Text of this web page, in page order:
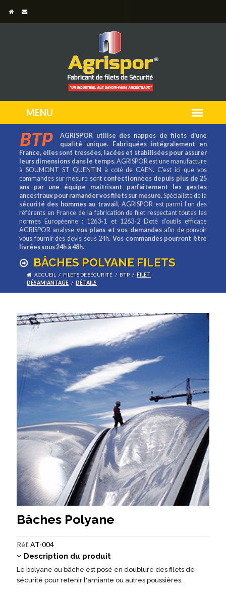
BTP
AGRISPOR utilise des nappes de filets d'une
qualité unique. Fabriquées intégralement en
France, elles sont tressées, lacées et stabilisées pour assurer
leurs dimensions dans le temps.AGRISPOR est une manufacture
à SOUMONT ST QUENTIN à coté de CAEN. C'est ici que vos
commandes sur mesure sont confectionnées depuis plus de 25
ans par une équipe maitrisant parfaitement les gestes
ancestraux pour ramander vos filets sur mesure.Spécialiste de la
sécurité des hommes au travail , AGRISPOR est parmi l'un des
référents en France de la fabrication de filet respectant toutes les
normes Européenne : 1263-1 et 1263-2 Doté d'outils efficace
AGRISPOR analyse vos plans et vos demandesafin de pouvoir
vous fournir des devis sous 24h.Vos commandes pourront être
livrées sous 24h à 48h.
BÂCHES POLYANE FILETS
ACCUEIL / FILETS DE SÉCURITÉ / BTP / FILET
DÉSAMIANTAGE / DÉTAILS
Bâches Polyane
Réf.AT-004
Description du produit
Le polyane ou bâche est posé en doublure des filets de
sécurité pour retenir l'amiante ou autres poussières.